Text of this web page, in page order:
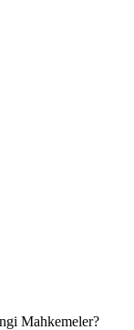
Mahkemeler?